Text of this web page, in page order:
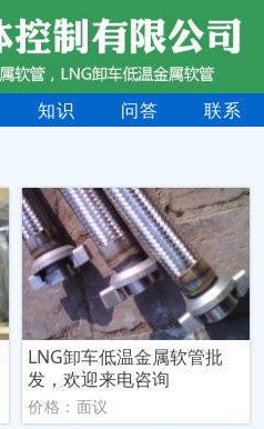
知识 问答 联系
LNG卸车低温金属软管批
发，欢迎来电咨询
价格：面议